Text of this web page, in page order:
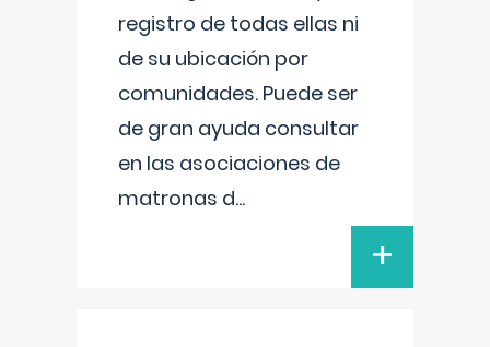
registro de todas ellas ni
de su ubicación por
comunidades. Puede ser
de gran ayuda consultar
en las asociaciones de
matronas d...
+